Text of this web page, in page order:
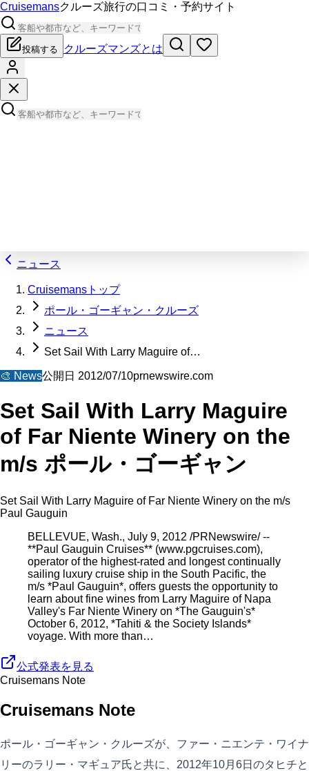
Cruisemansクルーズ旅行の口コミ・予約サイト
投稿する クルーズマンズとは
ニュース
Cruisemansトップ
ポール・ゴーギャン・クルーズ
ニュース
Set Sail With Larry Maguire of…
🎨 News公開日 2012/07/10prnewswire.com
Set Sail With Larry Maguire
of Far Niente Winery on the
m/s ポール・ゴーギャン
Set Sail With Larry Maguire of Far Niente Winery on the m/s
Paul Gauguin
BELLEVUE, Wash., July 9, 2012 /PRNewswire/ --
**Paul Gauguin Cruises** (www.pgcruises.com),
operator of the highest-rated and longest continually
sailing luxury cruise ship in the South Pacific, the
m/s *Paul Gauguin*, offers guests the opportunity to
learn about fine wines from Larry Maguire of Napa
Valley's Far Niente Winery on *The Gauguin's*
October 6, 2012, *Tahiti & the Society Islands*
voyage. With more than…
公式発表を見る
Cruisemans Note
Cruisemans Note
ポール・ゴーギャン・クルーズが、ファー・ニエンテ・ワイナ
リーのラリー・マギュア氏と共に、2012年10月6日のタヒチと